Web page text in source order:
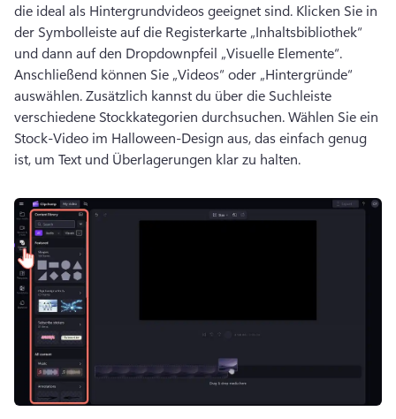
die ideal als Hintergrundvideos geeignet sind. Klicken Sie in
der Symbolleiste auf die Registerkarte „Inhaltsbibliothek“
und dann auf den Dropdownpfeil „Visuelle Elemente“.
Anschließend können Sie „Videos“ oder „Hintergründe“
auswählen. Zusätzlich kannst du über die Suchleiste
verschiedene Stockkategorien durchsuchen. Wählen Sie ein
Stock-Video im Halloween-Design aus, das einfach genug
ist, um Text und Überlagerungen klar zu halten.